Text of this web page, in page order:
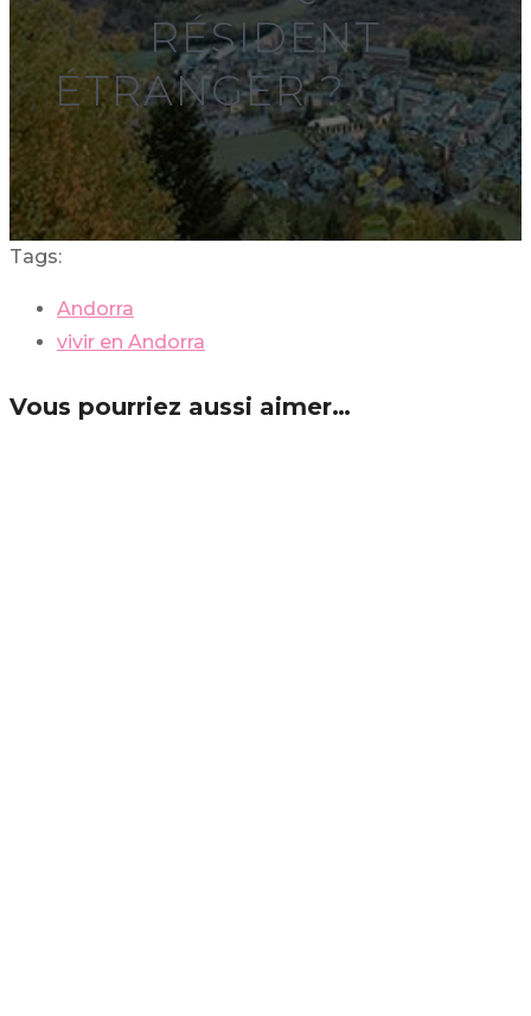
RÉSIDENT
ÉTRANGER ?
Tags:
Andorra
vivir en Andorra
Vous pourriez aussi aimer…